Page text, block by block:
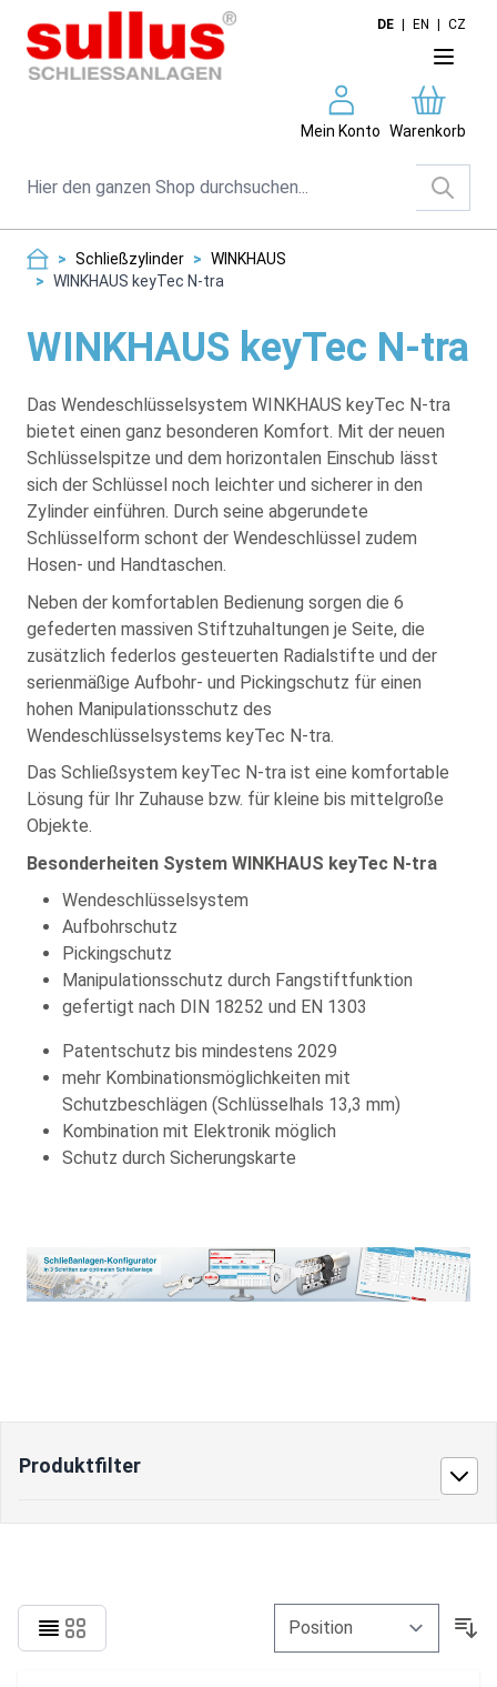
Direkt zum Inhalt
DE EN CZ
Mein Konto Warenkorb
Suche
> Schließzylinder > WINKHAUS
> WINKHAUS keyTec N-tra
WINKHAUS keyTec N-tra
Das Wendeschlüsselsystem WINKHAUS keyTec N-tra
bietet einen ganz besonderen Komfort. Mit der neuen
Schlüsselspitze und dem horizontalen Einschub lässt
sich der Schlüssel noch leichter und sicherer in den
Zylinder einführen. Durch seine abgerundete
Schlüsselform schont der Wendeschlüssel zudem
Hosen- und Handtaschen.
Neben der komfortablen Bedienung sorgen die 6
gefederten massiven Stiftzuhaltungen je Seite, die
zusätzlich federlos gesteuerten Radialstifte und der
serienmäßige Aufbohr- und Pickingschutz für einen
hohen Manipulationsschutz des
Wendeschlüsselsystems keyTec N-tra.
Das Schließsystem keyTec N-tra ist eine komfortable
Lösung für Ihr Zuhause bzw. für kleine bis mittelgroße
Objekte.
Besonderheiten System WINKHAUS keyTec N-tra
Wendeschlüsselsystem
Aufbohrschutz
Pickingschutz
Manipulationsschutz durch Fangstiftfunktion
gefertigt nach DIN 18252 und EN 1303
Patentschutz bis mindestens 2029
mehr Kombinationsmöglichkeiten mit
Schutzbeschlägen (Schlüsselhals 13,3 mm)
Kombination mit Elektronik möglich
Schutz durch Sicherungskarte
Produktfilter